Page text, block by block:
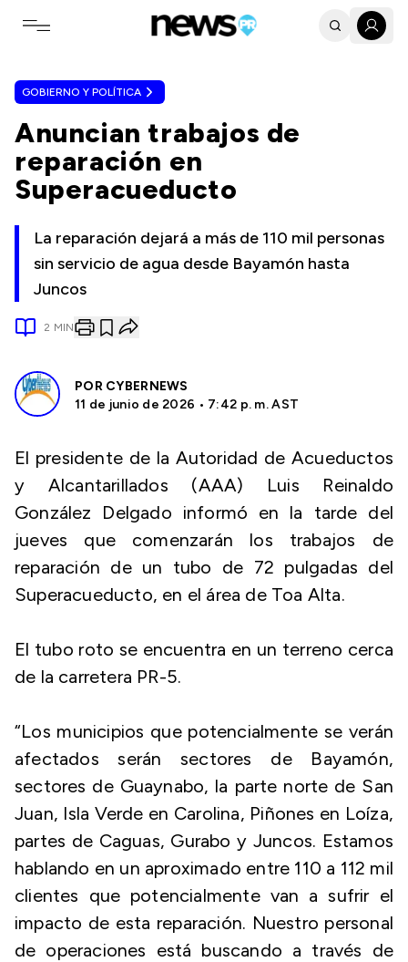
Toggle navigation menu
GOBIERNO Y POLÍTICA
Anuncian trabajos de
reparación en
Superacueducto
La reparación dejará a más de 110 mil personas
sin servicio de agua desde Bayamón hasta
Juncos
2 MIN
POR CYBERNEWS
11 de junio de 2026 • 7:42 p. m. AST
El presidente de la Autoridad de Acueductos
y Alcantarillados (AAA) Luis Reinaldo
González Delgado informó en la tarde del
jueves que comenzarán los trabajos de
reparación de un tubo de 72 pulgadas del
Superacueducto, en el área de Toa Alta.
El tubo roto se encuentra en un terreno cerca
de la carretera PR-5.
“Los municipios que potencialmente se verán
afectados serán sectores de Bayamón,
sectores de Guaynabo, la parte norte de San
Juan, Isla Verde en Carolina, Piñones en Loíza,
partes de Caguas, Gurabo y Juncos. Estamos
hablando en un aproximado entre 110 a 112 mil
clientes que potencialmente van a sufrir el
impacto de esta reparación. Nuestro personal
de operaciones está buscando a través de